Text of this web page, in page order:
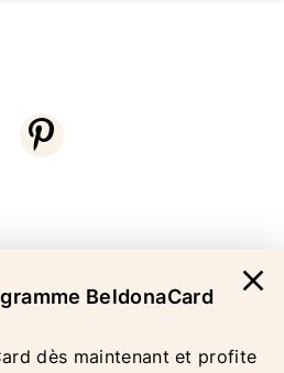
BeldonaCard
dès maintenant et profite
close